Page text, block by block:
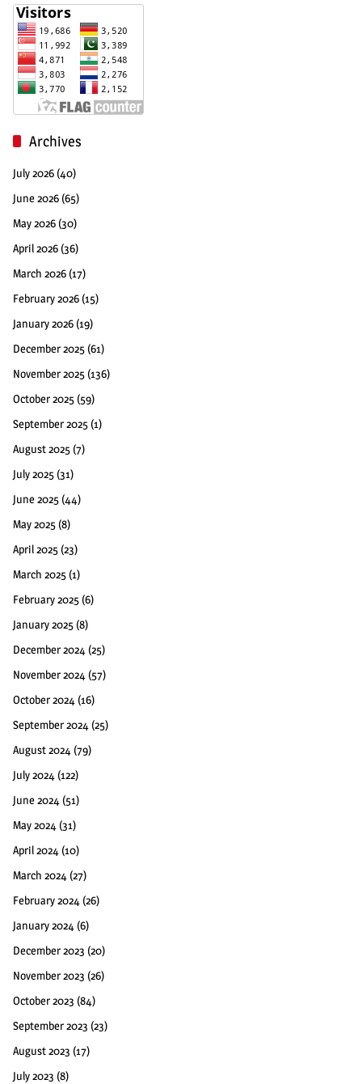
Archives
July 2026 (40)
June 2026 (65)
May 2026 (30)
April 2026 (36)
March 2026 (17)
February 2026 (15)
January 2026 (19)
December 2025 (61)
November 2025 (136)
October 2025 (59)
September 2025 (1)
August 2025 (7)
July 2025 (31)
June 2025 (44)
May 2025 (8)
April 2025 (23)
March 2025 (1)
February 2025 (6)
January 2025 (8)
December 2024 (25)
November 2024 (57)
October 2024 (16)
September 2024 (25)
August 2024 (79)
July 2024 (122)
June 2024 (51)
May 2024 (31)
April 2024 (10)
March 2024 (27)
February 2024 (26)
January 2024 (6)
December 2023 (20)
November 2023 (26)
October 2023 (84)
September 2023 (23)
August 2023 (17)
July 2023 (8)